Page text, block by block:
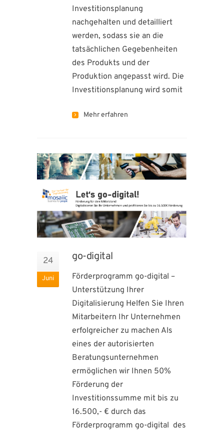
Investitionsplanung
nachgehalten und detailliert
werden, sodass sie an die
tatsächlichen Gegebenheiten
des Produkts und der
Produktion angepasst wird. Die
Investitionsplanung wird somit
Mehr erfahren
24
Juni
go-digital
Förderprogramm go-digital –
Unterstützung Ihrer
Digitalisierung Helfen Sie Ihren
Mitarbeitern Ihr Unternehmen
erfolgreicher zu machen Als
eines der autorisierten
Beratungsunternehmen
ermöglichen wir Ihnen 50%
Förderung der
Investitionssumme mit bis zu
16.500,- € durch das
Förderprogramm go-digital des